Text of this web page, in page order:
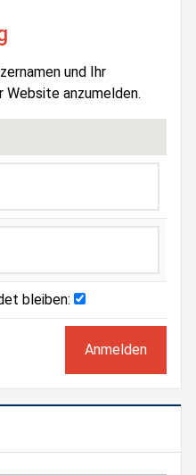
und Ihr
Website anzumelden.
bleiben: